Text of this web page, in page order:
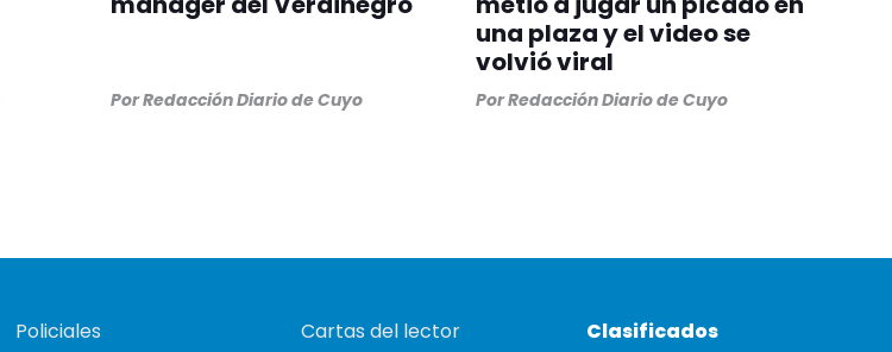
PorRedacción Diario de Cuyo
una plaza y el video se
volvió viral
PorRedacción Diario de Cuyo
Policiales
Cartas del lector
Clasificados